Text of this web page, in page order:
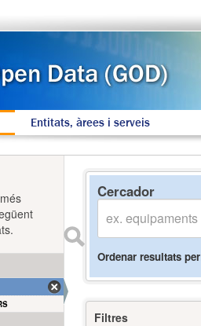
Entitats, àrees i serveis
Cercador
Ordenar resultats per
Filtres